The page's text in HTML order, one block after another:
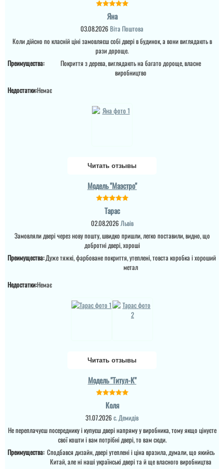
сразу его представила,
когда увидела как она
смотреться. Точно не
з майстрами на зручний
день для мене. Сусіди
всі не проти.
Встановили дуже
швидко, якісно. Майстри
супер. Єдине ...
Яна
03.08.2026 Віта Поштова
Коли дійсно по класній ціні замовляєш собі двері в будинок, а вони виглядають в
рази дороще.
Преимущества:
Покриття з дерева, виглядають на багато дороще, власне
виробництво
Недостатки:Немає
Читать отзывы
Модель "Маэстро"
Тарас
02.08.2026 Львів
Замовляли двері через нову пошту, швидко пришли, легко поставили, видно, що
добротні двері, хороші
Преимущества:Дуже тяжкі, фарбоване покриття, утеплені, товста коробка і хороший
метал
Недостатки:Немає
Читать отзывы
Модель "Титул-К"
Коля
31.07.2026 с. Демидів
Не переплачуєш посереднику і купуєш двері напряму у виробника, тому якщо цінуєте
свої кошти і вам потрібні двері, то вам сюди.
Преимущества: Сподбався дизайн, двері утеплені і ціна вразила, думали, що якийсь
Китай, але ні наші українські двері та й ще власного виробництва